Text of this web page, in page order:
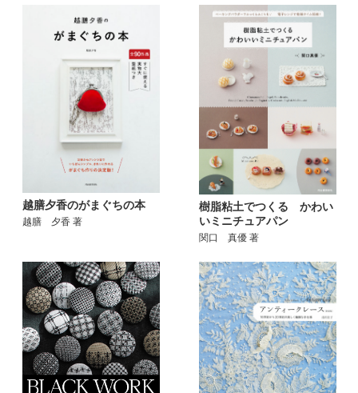
越膳夕香のがまぐちの本
越膳 夕香 著
樹脂粘土でつくる かわい
いミニチュアパン
関口 真優 著